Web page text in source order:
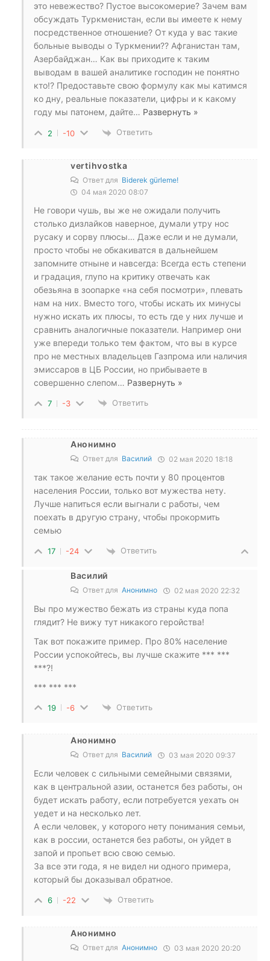
это невежество? Пустое высокомерие? Зачем вам
обсуждать Туркменистан, если вы имеете к нему
посредственное отношение? От куда у вас такие
больные выводы о Туркмении?? Афганистан там,
Азербайджан… Как вы приходите к таким
выводам в вашей аналитике господин не понятно
кто!? Предоставьте свою формулу как мы катимся
ко дну, реальные показатели, цифры и к какому
году мы патонем, дайте… Развернуть »
2 -10 Ответить
vertihvostka
Ответ для Biderek gürleme!
04 мая 2020 08:07
Не говори чушь, вы же не ожидали получить
столько дизлайков наверное, думали утру нос
русаку и сорву плюсы… Даже если и не думали,
просто чтобы не обкакиватся в дальнейшем
запомните отныне и навсегда: Всегда есть степени
и градация, глупо на критику отвечать как
обезьяна в зоопарке «на себя посмотри», плевать
нам на них. Вместо того, чтобы искать их минусы
нужно искать их плюсы, то есть где у них лучше и
сравнить аналогичные показатели. Например они
уже впереди только тем фактом, что вы в курсе
про не местных владельцев Газпрома или наличия
эмиссаров в ЦБ России, но прибываете в
совершенно слепом… Развернуть »
7 -3 Ответить
Анонимно
Ответ для Василий 02 мая 2020 18:18
так такое желание есть почти у 80 процентов
населения России, только вот мужества нету.
Лучше напиться если выгнали с работы, чем
поехать в другую страну, чтобы прокормить
семью
17 -24 Ответить
Василий
Ответ для Анонимно 02 мая 2020 22:32
Вы про мужество бежать из страны куда попа
глядит? Не вижу тут никакого геройства!
Так вот покажите пример. Про 80% население
России успокойтесь, вы лучше скажите *** ***
***?!
*** *** ***
19 -6 Ответить
Анонимно
Ответ для Василий 03 мая 2020 09:37
Если человек с сильными семейными связями,
как в центральной азии, останется без работы, он
будет искать работу, если потребуется уехать он
уедет и на несколько лет.
А если человек, у которого нету понимания семьи,
как в россии, останется без работы, он уйдет в
запой и пропьет всю свою семью.
За все эти года, я не видел ни одного примера,
который бы доказывал обратное.
6 -22 Ответить
Анонимно
Ответ для Анонимно 03 мая 2020 20:20